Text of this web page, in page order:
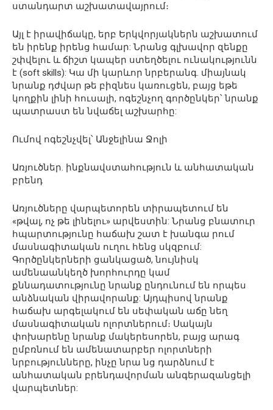
ստանդարտ աշխատավայրում։
Այլ է իրավիճակը, երբ Երկվորյակներն աշխատում
են իրենք իրենց համար: Նրանց գլխավոր զենքը
շփվելու և ճիշտ կապեր ստեղծելու ունակությունն
է (soft skills): Կա մի կարևոր նրբերանգ. միայնակ
նրանք դժվար թե բիզնես կառուցեն, բայց եթե
կողքին լինի հուսալի, ոգեշնչող գործընկեր՝ նրանք
պատրաստ են նվաճել աշխարհը:
Ումով ոգեշնչվել՝ Անջելինա Ջոլի
Առյուծներ. ինքնավստահություն և անհատական
բրենդ
Առյուծները վարպետորեն տիրապետում են
«թվալ, ոչ թե լինելու» արվեստին: Նրանց բնատուր
հպարտությունը հաճախ շատ է խանգա րում
մասնագիտական ուղու հենց սկզբում:
Գործընկերների ցանկացած, նույնիսկ
ամենաանկեղծ խորհուրդը կամ
քննադատությունը նրանք ընդունում են որպես
անձնական վիրավորանք: Այդպիսով նրանք
հաճախ արգելակում են սեփական աճը նեղ
մասնագիտական ոլորտներում։ Սակայն
փոխարենը նրանք մակերեսորեն, բայց արագ
ըմբռնում են ամենատարբեր ոլորտների
նրբությունները, ինչը նրա նց դարձնում է
անհատական բրենդավորման անգերազանցելի
վարպետներ: